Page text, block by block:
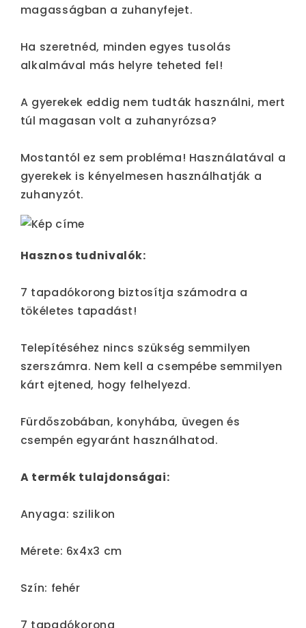
magasságban a zuhanyfejet.
Ha szeretnéd, minden egyes tusolás
alkalmával más helyre teheted fel!
A gyerekek eddig nem tudták használni, mert
túl magasan volt a zuhanyrózsa?
Mostantól ez sem probléma! Használatával a
gyerekek is kényelmesen használhatják a
zuhanyzót.
Hasznos tudnivalók:
7 tapadókorong biztosítja számodra a
tökéletes tapadást!
Telepítéséhez nincs szükség semmilyen
szerszámra. Nem kell a csempébe semmilyen
kárt ejtened, hogy felhelyezd.
Fürdőszobában, konyhába, üvegen és
csempén egyaránt használhatod.
A termék tulajdonságai:
Anyaga: szilikon
Mérete: 6x4x3 cm
Szín: fehér